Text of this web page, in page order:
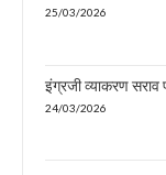
25/03/2026
इंग्रजी व्याकरण
24/03/2026